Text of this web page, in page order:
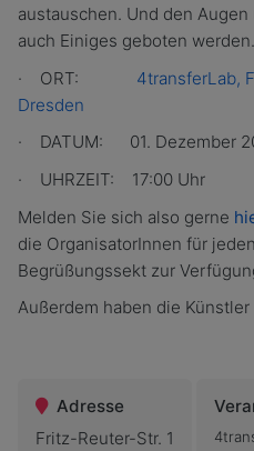
austauschen. Und den
auch Einiges geboten werden.
· ORT: 4transferLab,
Dresden
· DATUM: 01. Dezember
· UHRZEIT: 17:00 Uhr
Melden Sie sich also gerne
die OrganisatorInnen für
Begrüßungssekt zur
Außerdem haben die Künstler
Adresse
Fritz-Reuter-Str. 1